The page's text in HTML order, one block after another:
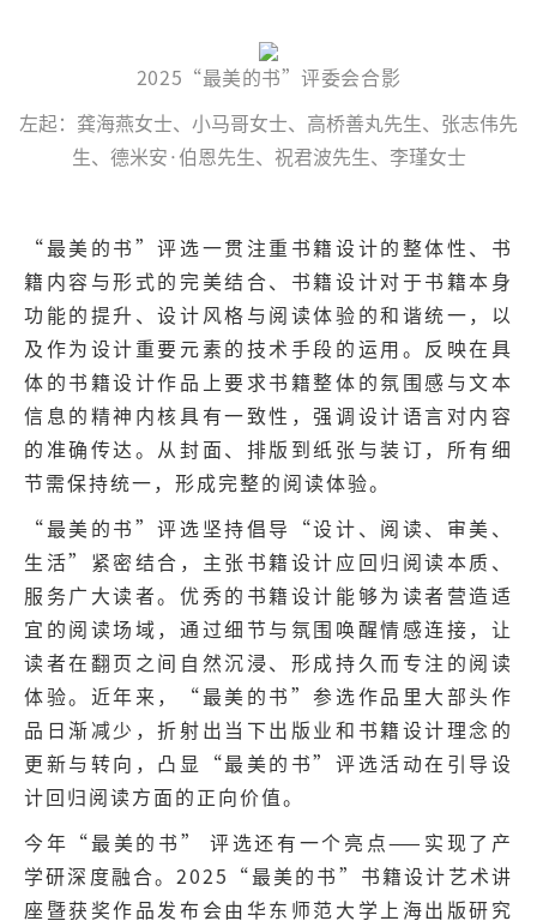
2025“最美的书”评委会合影
左起：龚海燕女士、小马哥女士、高桥善丸先生、张志伟先
生、德米安·伯恩先生、祝君波先生、李瑾女士
“最美的书”评选一贯注重书籍设计的整体性、书
籍内容与形式的完美结合、书籍设计对于书籍本身
功能的提升、设计风格与阅读体验的和谐统一，以
及作为设计重要元素的技术手段的运用。反映在具
体的书籍设计作品上要求书籍整体的氛围感与文本
信息的精神内核具有一致性，强调设计语言对内容
的准确传达。从封面、排版到纸张与装订，所有细
节需保持统一，形成完整的阅读体验。
“最美的书”评选坚持倡导“设计、阅读、审美、
生活”紧密结合，主张书籍设计应回归阅读本质、
服务广大读者。优秀的书籍设计能够为读者营造适
宜的阅读场域，通过细节与氛围唤醒情感连接，让
读者在翻页之间自然沉浸、形成持久而专注的阅读
体验。近年来，“最美的书”参选作品里大部头作
品日渐减少，折射出当下出版业和书籍设计理念的
更新与转向，凸显“最美的书”评选活动在引导设
计回归阅读方面的正向价值。
今年“最美的书” 评选还有一个亮点——实现了产
学研深度融合。2025“最美的书”书籍设计艺术讲
座暨获奖作品发布会由华东师范大学上海出版研究